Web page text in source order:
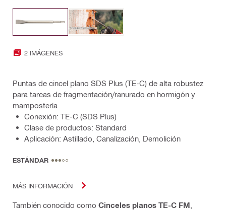
2 IMÁGENES
Puntas de cincel plano SDS Plus (TE-C) de alta robustez
para tareas de fragmentación/ranurado en hormigón y
mampostería
Conexión: TE-C (SDS Plus)
Clase de productos: Standard
Aplicación: Astillado, Canalización, Demolición
ESTÁNDAR
MÁS INFORMACIÓN
También conocido como Cinceles planos TE-C FM